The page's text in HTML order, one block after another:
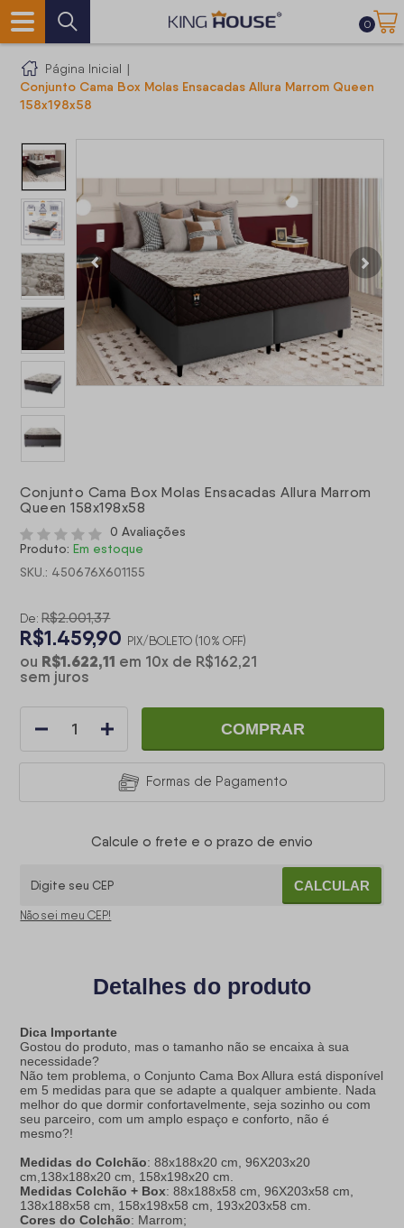
0
Página Inicial |
Conjunto Cama Box Molas Ensacadas Allura Marrom Queen
158x198x58
Conjunto Cama Box Molas Ensacadas Allura Marrom
Queen 158x198x58
0 Avaliações
Produto: Em estoque
SKU.: 450676X601155
De: R$2.001,37
R$1.459,90 PIX/BOLETO (10% OFF)
ou R$1.622,11 em 10x de R$162,21
sem juros
COMPRAR
Formas de Pagamento
Calcule o frete e o prazo de envio
CALCULAR
Não sei meu CEP!
Detalhes do produto
Dica Importante
Gostou do produto, mas o tamanho não se encaixa à sua
necessidade?
Não tem problema, o Conjunto Cama Box Allura está disponível
em 5 medidas para que se adapte a qualquer ambiente. Nada
melhor do que dormir confortavelmente, seja sozinho ou com
seu parceiro, com um amplo espaço e conforto, não é
mesmo?!
Medidas do Colchão: 88x188x20 cm, 96X203x20
cm,138x188x20 cm, 158x198x20 cm.
Medidas Colchão + Box: 88x188x58 cm, 96X203x58 cm,
138x188x58 cm, 158x198x58 cm, 193x203x58 cm.
Cores do Colchão: Marrom;